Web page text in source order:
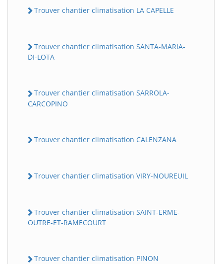
Trouver chantier climatisation LA CAPELLE
Trouver chantier climatisation SANTA-MARIA-
DI-LOTA
Trouver chantier climatisation SARROLA-
CARCOPINO
Trouver chantier climatisation CALENZANA
Trouver chantier climatisation VIRY-NOUREUIL
Trouver chantier climatisation SAINT-ERME-
OUTRE-ET-RAMECOURT
Trouver chantier climatisation PINON